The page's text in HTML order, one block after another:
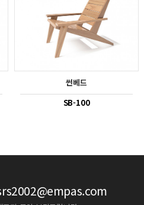
썬베드
SB-100